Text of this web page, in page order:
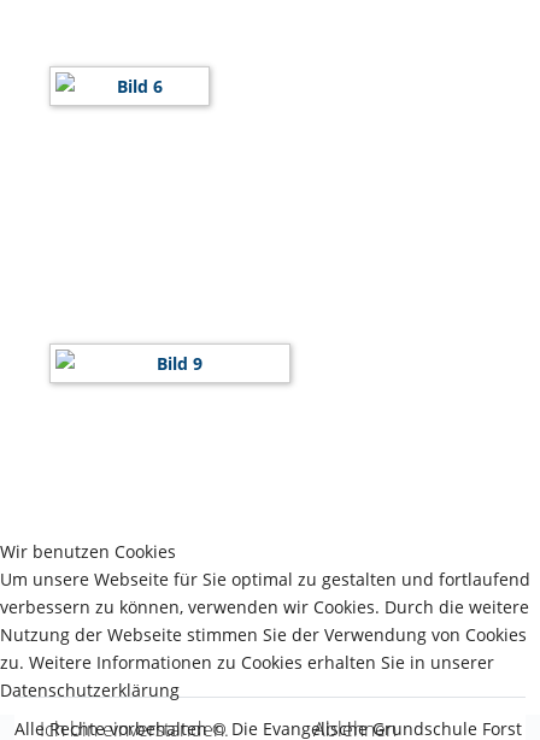
Alle Rechte vorbehalten © Die Evangelische Grundschule Forst
Wir benutzen Cookies
Um unsere Webseite für Sie optimal zu gestalten und fortlaufend
verbessern zu können, verwenden wir Cookies. Durch die weitere
Nutzung der Webseite stimmen Sie der Verwendung von Cookies
zu. Weitere Informationen zu Cookies erhalten Sie in unserer
Datenschutzerklärung
Ich bin einverstanden. Ablehnen